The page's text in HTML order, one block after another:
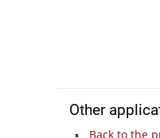
Other
Back to the